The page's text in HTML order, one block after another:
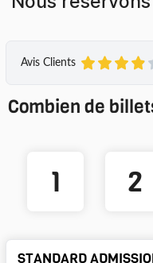
Avis Clients
Combien de
1 2
STANDARD